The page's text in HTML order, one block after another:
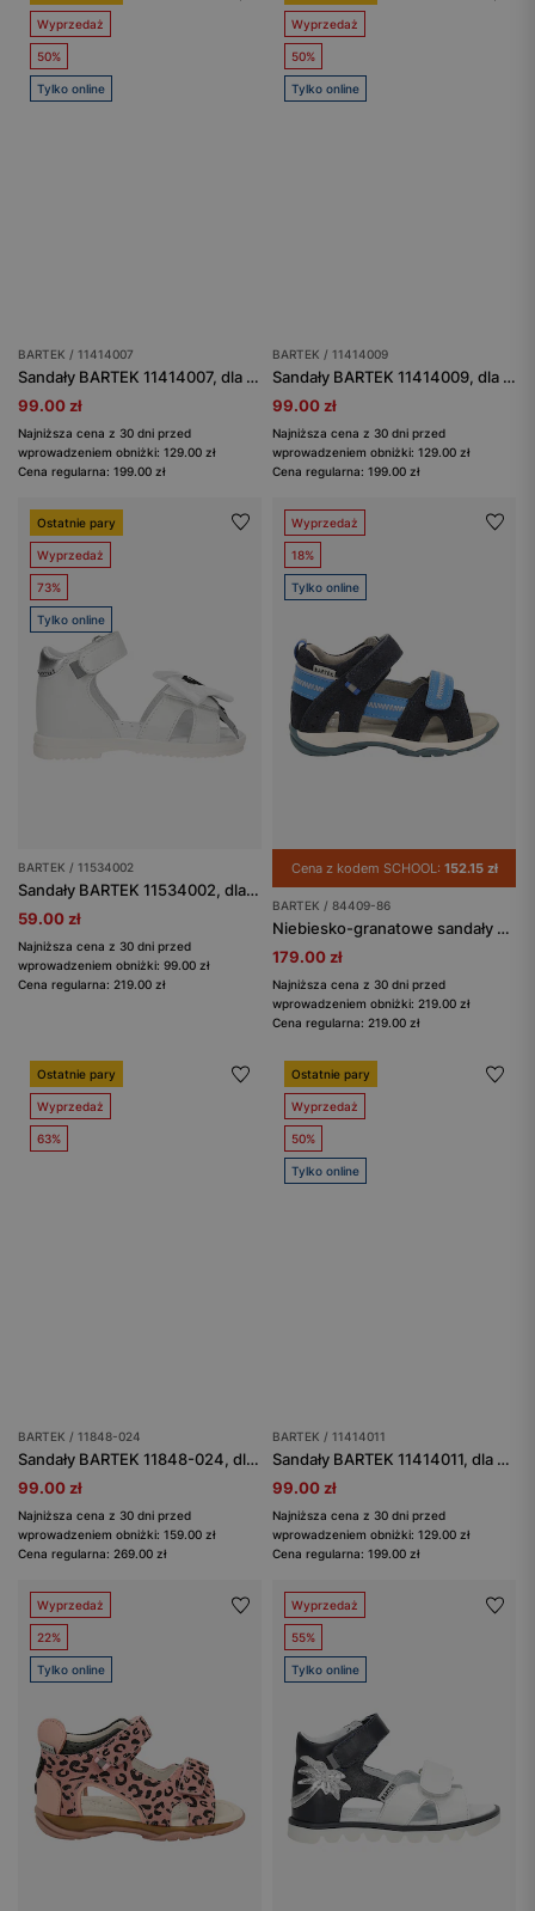
Wyprzedaż
50%
Tylko online
BARTEK / 11414007
Sandały BARTEK 11414007, dla dziewcząt, jasny róż
99.00 zł
Najniższa cena z 30 dni przed
wprowadzeniem obniżki: 129.00 zł
Cena regularna: 199.00 zł
Wyprzedaż
50%
Tylko online
BARTEK / 11414009
Sandały BARTEK 11414009, dla dziewcząt, szary
99.00 zł
Najniższa cena z 30 dni przed
wprowadzeniem obniżki: 129.00 zł
Cena regularna: 199.00 zł
Ostatnie pary
Wyprzedaż
73%
Tylko online
BARTEK / 11534002
Sandały BARTEK 11534002, dla dziewcząt, biały
59.00 zł
Najniższa cena z 30 dni przed
wprowadzeniem obniżki: 99.00 zł
Cena regularna: 219.00 zł
Wyprzedaż
18%
Tylko online
Cena z kodem SCHOOL: 152.15 zł
BARTEK / 84409-86
Niebiesko-granatowe sandały BARTEK 84409-86
179.00 zł
Najniższa cena z 30 dni przed
wprowadzeniem obniżki: 219.00 zł
Cena regularna: 219.00 zł
Ostatnie pary
Wyprzedaż
63%
BARTEK / 11848-024
Sandały BARTEK 11848-024, dla chłopców, niebiesko-szaro-zielony
99.00 zł
Najniższa cena z 30 dni przed
wprowadzeniem obniżki: 159.00 zł
Cena regularna: 269.00 zł
Ostatnie pary
Wyprzedaż
50%
Tylko online
BARTEK / 11414011
Sandały BARTEK 11414011, dla dziewcząt, fioletowy
99.00 zł
Najniższa cena z 30 dni przed
wprowadzeniem obniżki: 129.00 zł
Cena regularna: 199.00 zł
Wyprzedaż
22%
Tylko online
Wyprzedaż
55%
Tylko online